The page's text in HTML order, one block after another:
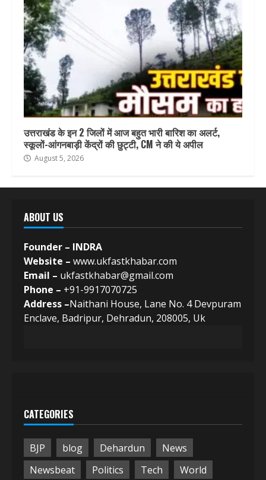
उत्तराखंड के इन 2 जिलों में आज बहुत भारी बारिश का अलर्ट,
स्कूलों-आंगनबाड़ी केंद्रों की छुट्टी, CM ने की ये अपील
August 5, 2026
ABOUT US
Founder – INDRA
Website – www.ukfastkhabar.com
Email – ukfastkhabar@gmail.com
Phone – +91-9917070725
Address –Naithani House, Lane No. 4 Devpuram
Enclave, Badripur, Dehradun, 208005, Uk
CATEGORIES
BJP blog Dehardun
News
Newsbeat
Politics Tech
World